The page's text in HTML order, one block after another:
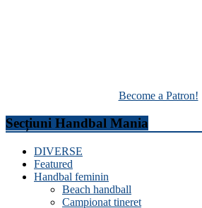
Become a Patron!
Secțiuni Handbal Mania
DIVERSE
Featured
Handbal feminin
Beach handball
Campionat tineret